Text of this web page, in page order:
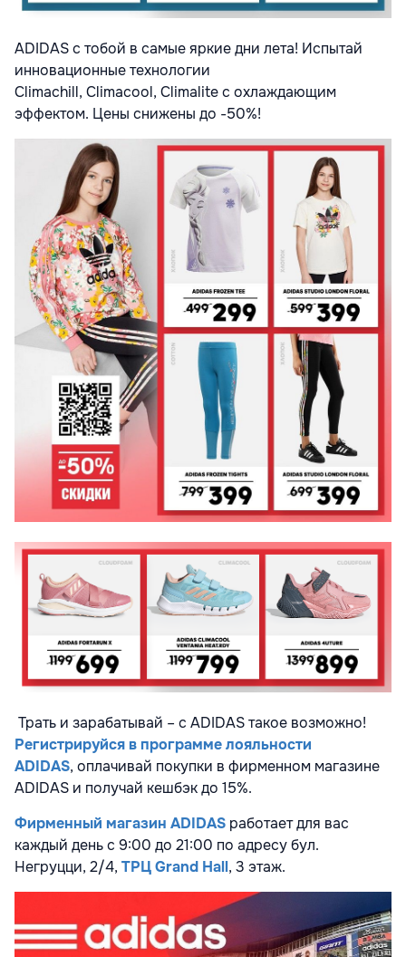
ADIDAS c тобой в самые яркие дни лета! Испытай
инновационные технологии
Climachill, Climacool, Climalite с охлаждающим
эффектом. Цены снижены до -50%!
Трать и зарабатывай – с ADIDAS такое возможно!
Регистрируйся в программе лояльности
ADIDAS, оплачивай покупки в фирменном магазине
ADIDAS и получай кешбэк до 15%.
Фирменный магазин ADIDAS работает для вас
каждый день с 9:00 до 21:00 по адресу бул.
Негруцци, 2/4, ТРЦ Grand Hall, 3 этаж.